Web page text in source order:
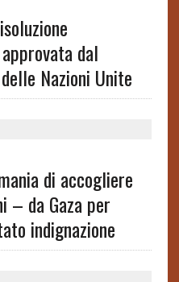
dal
Nazioni Unite
di accogliere
– da Gaza per
indignazione